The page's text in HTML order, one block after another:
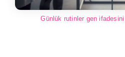
Günlük rutinler gen